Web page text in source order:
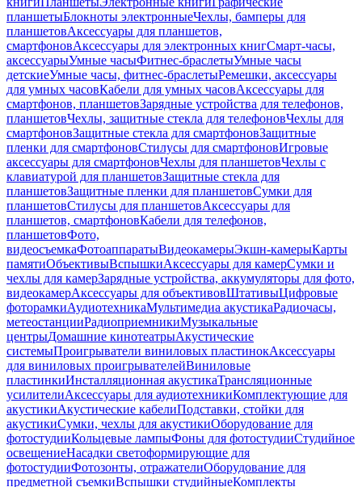
планшетыБлокноты электронныеЧехлы, бамперы для
планшетовАксессуары для планшетов,
смартфоновАксессуары для электронных книгСмарт-часы,
аксессуарыУмные часыФитнес-браслетыУмные часы
детскиеУмные часы, фитнес-браслетыРемешки, аксессуары
для умных часовКабели для умных часовАксессуары для
смартфонов, планшетовЗарядные устройства для телефонов,
планшетовЧехлы, защитные стекла для телефоновЧехлы для
смартфоновЗащитные стекла для смартфоновЗащитные
пленки для смартфоновСтилусы для смартфоновИгровые
аксессуары для смартфоновЧехлы для планшетовЧехлы с
клавиатурой для планшетовЗащитные стекла для
планшетовЗащитные пленки для планшетовСумки для
планшетовСтилусы для планшетовАксессуары для
планшетов, смартфоновКабели для телефонов,
планшетовФото,
видеосъемкаФотоаппаратыВидеокамерыЭкшн-камерыКарты
памятиОбъективыВспышкиАксессуары для камерСумки и
чехлы для камерЗарядные устройства, аккумуляторы для фото,
видеокамерАксессуары для объективовШтативыЦифровые
фоторамкиАудиотехникаМультимедиа акустикаРадиочасы,
метеостанцииРадиоприемникиМузыкальные
центрыДомашние кинотеатрыАкустические
системыПроигрыватели виниловых пластинокАксессуары
для виниловых проигрывателейВиниловые
пластинкиИнсталляционная акустикаТрансляционные
усилителиАксессуары для аудиотехникиКомплектующие для
акустикиАкустические кабелиПодставки, стойки для
акустикиСумки, чехлы для акустикиОборудование для
фотостудииКольцевые лампыФоны для фотостудииСтудийное
освещениеНасадки светоформирующие для
фотостудииФотозонты, отражателиОборудование для
предметной съемкиВспышки студийныеКомплекты